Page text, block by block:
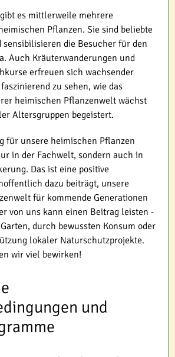
es mittlerweile mehrere
Pflanzen. Sie sind beliebte
die Besucher für den
Auch Kräuterwanderungen und
erfreuen sich wachsender
zu sehen, wie das
heimischen Pflanzenwelt wächst
Altersgruppen begeistert.
für unsere heimischen Pflanzen
in der Fachwelt, sondern auch in
Das ist eine positive
dazu beiträgt, unsere
für kommende Generationen
von uns kann einen Beitrag leisten -
durch bewussten Konsum oder
lokaler Naturschutzprojekte.
wir viel bewirken!
und